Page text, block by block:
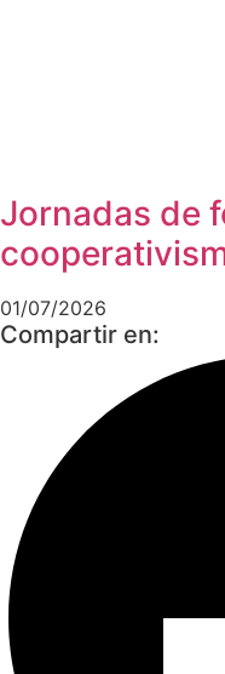
Jornadas de
01/07/2026
Compartir en: